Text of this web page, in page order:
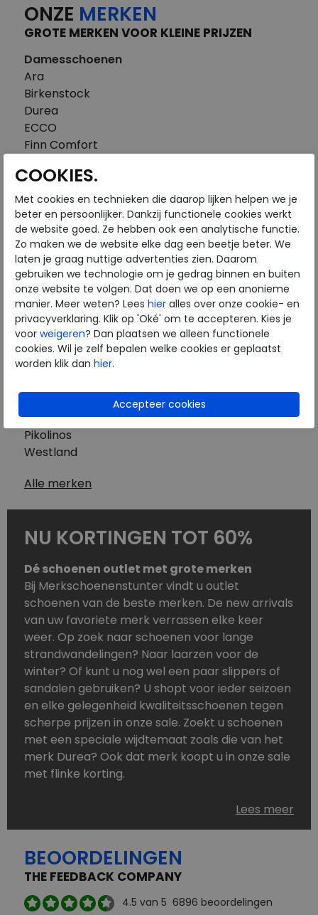
ONZE MERKEN
GROTE MERKEN VOOR KLEINE PRIJZEN
Damesschoenen
Ara
Birkenstock
Durea
ECCO
Finn Comfort
Gabor
Piedi Nudi
Pikolinos
Solidus
Think
Waldlaufer
Westland
Wolky
Herenschoenen
Australian
Birkenstock
Clarks
Mephisto
Pikolinos
Westland
Alle merken
NU KORTINGEN TOT 60%
Dé schoenen outlet met grote merken
Bij Merkschoenenstunter vindt u outlet
schoenen van de beste merken. De new arrivals
van uw favoriete merk verrassen elke keer
weer. Op zoek naar schoenen voor lange
strandwandelingen? Naar laarzen voor de
winter? Of kunt u nog wel een paar slippers of
sandalen gebruiken? U shopt voor ieder seizoen
en elke gelegenheid kwaliteitsschoenen tegen
scherpe prijzen in onze sale. Zoekt u schoenen
met een speciale wijdtemaat zoals die van het
merk Durea? Ook dat merk koopt u in onze sale
met flinke korting.
Schoenen heeft u nooit genoeg. Goedkope
schoenen, maar dus wel van topmerken,
aanbod is zo compleet dat u altijd wel een
passend paar vindt.
Welke schoenmerken vindt u in onze online
Lees meer
BEOORDELINGEN
THE FEEDBACK COMPANY
4.5 van 5 6896 beoordelingen
COOKIES.
Met cookies en technieken die daarop lijken helpen we je
beter en persoonlijker. Dankzij functionele cookies werkt
de website goed. Ze hebben ook een analytische functie.
Zo maken we de website elke dag een beetje beter. We
laten je graag nuttige advertenties zien. Daarom
gebruiken we technologie om je gedrag binnen en buiten
onze website te volgen. Dat doen we op een anonieme
manier. Meer weten? Lees hier alles over onze cookie- en
privacyverklaring. Klik op 'Oké' om te accepteren. Kies je
voor weigeren? Dan plaatsen we alleen functionele
cookies. Wil je zelf bepalen welke cookies er geplaatst
worden klik dan hier.